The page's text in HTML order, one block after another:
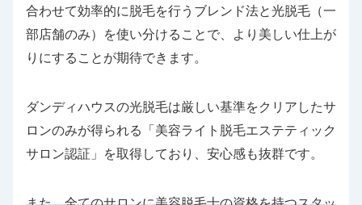
合わせて効率的に脱毛を行うブレンド法と光脱毛（一
部店舗のみ）を使い分けることで、より美しい仕上が
りにすることが期待できます。
ダンディハウスの光脱毛は厳しい基準をクリアしたサ
ロンのみが得られる「美容ライト脱毛エステティック
サロン認証」を取得しており、安心感も抜群です。